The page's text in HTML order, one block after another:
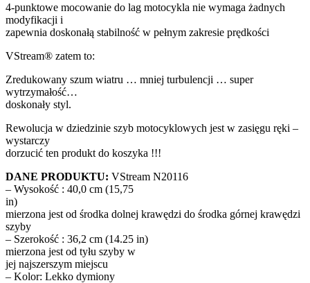
4-punktowe mocowanie do lag motocykla nie wymaga żadnych
modyfikacji i
zapewnia doskonałą stabilność w pełnym zakresie prędkości
VStream® zatem to:
Zredukowany szum wiatru … mniej turbulencji … super
wytrzymałość…
doskonały styl.
Rewolucja w dziedzinie szyb motocyklowych jest w zasięgu ręki –
wystarczy
dorzucić ten produkt do koszyka !!!
DANE PRODUKTU: VStream N20116
– Wysokość : 40,0 cm (15,75
in)
mierzona jest od środka dolnej krawędzi do środka górnej krawędzi
szyby
– Szerokość : 36,2 cm (14.25 in)
mierzona jest od tyłu szyby w
jej najszerszym miejscu
– Kolor: Lekko dymiony